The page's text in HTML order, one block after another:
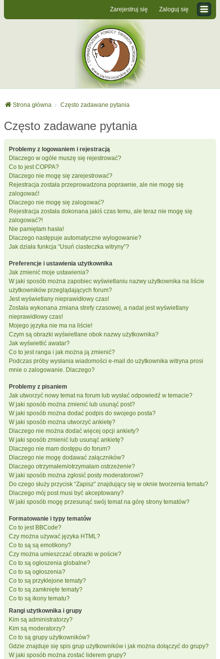
Zaloguj się
Zarejestruj się
Strona główna Często zadawane pytania
Często zadawane pytania
Problemy z logowaniem i rejestracją
Dlaczego w ogóle muszę się rejestrować?
Co to jest COPPA?
Dlaczego nie mogę się zarejestrować?
Rejestracja została przeprowadzona poprawnie, ale nie mogę się
zalogować!
Dlaczego nie mogę się zalogować?
Rejestracja została dokonana jakiś czas temu, ale teraz nie mogę się
zalogować?!
Nie pamiętam hasła!
Dlaczego następuje automatyczne wylogowanie?
Jak działa funkcja “Usuń ciasteczka witryny”?
Preferencje i ustawienia użytkownika
Jak zmienić moje ustawienia?
W jaki sposób można zapobiec wyświetlaniu nazwy użytkownika na liście
użytkowników przeglądających forum?
Jest wyświetlany nieprawidłowy czas!
Została wykonana zmiana strefy czasowej, a nadal jest wyświetlany
nieprawidłowy czas!
Mojego języka nie ma na liście!
Czym są obrazki wyświetlane obok nazwy użytkownika?
Jak wyświetlić awatar?
Co to jest ranga i jak można ją zmienić?
Podczas próby wysłania wiadomości e-mail do użytkownika witryna prosi
mnie o zalogowanie. Dlaczego?
Problemy z pisaniem
Jak utworzyć nowy temat na forum lub wysłać odpowiedź w temacie?
W jaki sposób można zmienić lub usunąć post?
W jaki sposób można dodać podpis do swojego posta?
W jaki sposób można utworzyć ankietę?
Dlaczego nie można dodać więcej opcji ankiety?
W jaki sposób zmienić lub usunąć ankietę?
Dlaczego nie mam dostępu do forum?
Dlaczego nie mogę dodawać załączników?
Dlaczego otrzymałem/otrzymałam ostrzeżenie?
W jaki sposób można zgłosić posty moderatorowi?
Do czego służy przycisk “Zapisz” znajdujący się w oknie tworzenia tematu?
Dlaczego mój post musi być akceptowany?
W jaki sposób mogę przesunąć swój temat na górę strony tematów?
Formatowanie i typy tematów
Co to jest BBCode?
Czy można używać języka HTML?
Co to są są emotikony?
Czy można umieszczać obrazki w poście?
Co to są ogłoszenia globalne?
Co to są ogłoszenia?
Co to są przyklejone tematy?
Co to są zamknięte tematy?
Co to są ikony tematu?
Rangi użytkownika i grupy
Kim są administratorzy?
Kim są moderatorzy?
Co to są grupy użytkowników?
Gdzie znajduje się spis grup użytkowników i jak można dołączyć do grupy?
W jaki sposób można zostać liderem grupy?